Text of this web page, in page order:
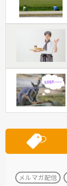
メルマガ配信